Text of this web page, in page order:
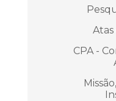
CPA -